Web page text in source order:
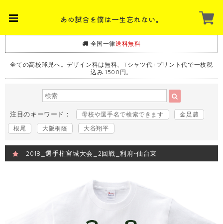
全国一律送料無料
全ての高校球児へ。デザイン料は無料、Tシャツ代+プリント代で一枚税
込み 1500円。
注目のキーワード： 母校や選手名で検索できます
金足農
根尾
大阪桐蔭 大谷翔平
2018_選手権宮城大会_2回戦_利府-仙台東